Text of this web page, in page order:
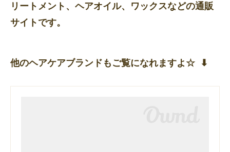
リートメント、ヘアオイル、ワックスなどの通販
サイトです。
他のヘアケアブランドもご覧になれますよ☆ ⬇︎